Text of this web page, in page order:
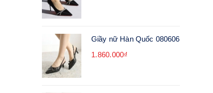
Giầy nữ Hàn Quốc 080606
1.860.000₫